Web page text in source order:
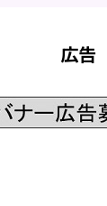
広告